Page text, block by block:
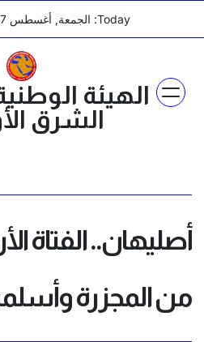
Today: الجمعة, أغسطس 7 2026
الهيئة
الشرق
أصليهان.. الفتاة
من المجزرة